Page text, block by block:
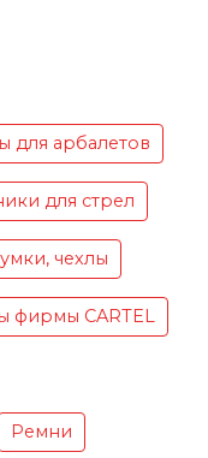
для арбалетов
для стрел
чехлы
фирмы CARTEL
Ремни